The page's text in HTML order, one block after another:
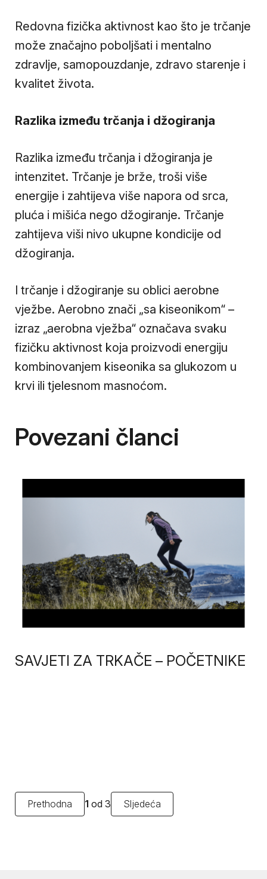
Redovna fizička aktivnost kao što je trčanje
može značajno poboljšati i mentalno
zdravlje, samopouzdanje, zdravo starenje i
kvalitet života.
Razlika između trčanja i džogiranja
Razlika između trčanja i džogiranja je
intenzitet. Trčanje je brže, troši više
energije i zahtijeva više napora od srca,
pluća i mišića nego džogiranje. Trčanje
zahtijeva viši nivo ukupne kondicije od
džogiranja.
I trčanje i džogiranje su oblici aerobne
vježbe. Aerobno znači „sa kiseonikom“ –
izraz „aerobna vježba“ označava svaku
fizičku aktivnost koja proizvodi energiju
kombinovanjem kiseonika sa glukozom u
krvi ili tjelesnom masnoćom.
Povezani članci
SAVJETI ZA TRKAČE – POČETNIKE
Prethodna 1 od 3 Sljedeća